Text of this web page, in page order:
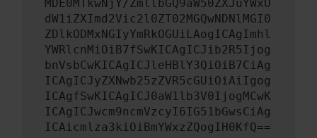
MDE0MTkwNjY/ZmllbGQ9aW50ZXJuYWxO
dW1iZXImd2Vic2l0ZT02MGQwNDNlMGI0
ZDlkODMxNGIyYmRkOGUiLAogICAgImhl
YWRlcnMiOiB7fSwKICAgICJib2R5Ijog
bnVsbCwKICAgICJleHBlY3QiOiB7CiAg
ICAgICJyZXNwb25zZVR5cGUiOiAiIgog
ICAgfSwKICAgICJ0aW1lb3V0IjogMCwK
ICAgICJwcm9ncmVzcyI6IG51bGwsCiAg
ICAicmlza3kiOiBmYWxzZQogIH0KfQ==